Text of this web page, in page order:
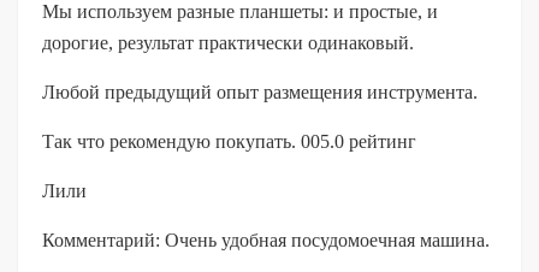
Мы используем разные планшеты: и простые, и
дорогие, результат практически одинаковый.
Любой предыдущий опыт размещения инструмента.
Так что рекомендую покупать. 005.0 рейтинг
Лили
Комментарий: Очень удобная посудомоечная машина.